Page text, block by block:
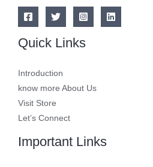
Quick Links
Introduction
know more About Us
Visit Store
Let’s Connect
Important Links